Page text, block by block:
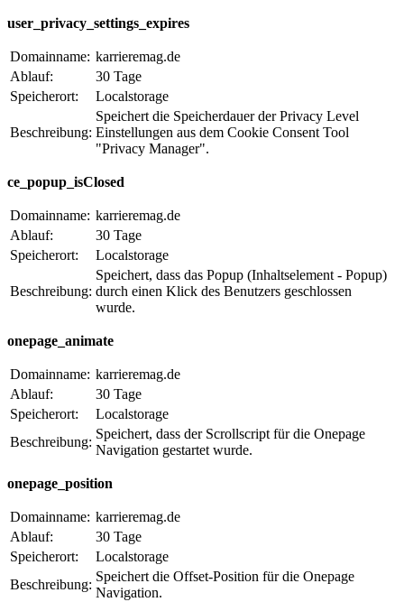
user_privacy_settings_expires
Domainname: karrieremag.de
Ablauf:
30 Tage
Speicherort:
Localstorage
Beschreibung:
Speichert die Speicherdauer der Privacy Level
Einstellungen aus dem Cookie Consent Tool
"Privacy Manager".
ce_popup_isClosed
Domainname: karrieremag.de
Ablauf:
30 Tage
Speicherort:
Localstorage
Beschreibung:
Speichert, dass das Popup (Inhaltselement - Popup)
durch einen Klick des Benutzers geschlossen
wurde.
onepage_animate
Domainname: karrieremag.de
Ablauf:
30 Tage
Speicherort:
Localstorage
Beschreibung:
Speichert, dass der Scrollscript für die Onepage
Navigation gestartet wurde.
onepage_position
Domainname: karrieremag.de
Ablauf:
30 Tage
Speicherort:
Localstorage
Beschreibung:
Speichert die Offset-Position für die Onepage
Navigation.